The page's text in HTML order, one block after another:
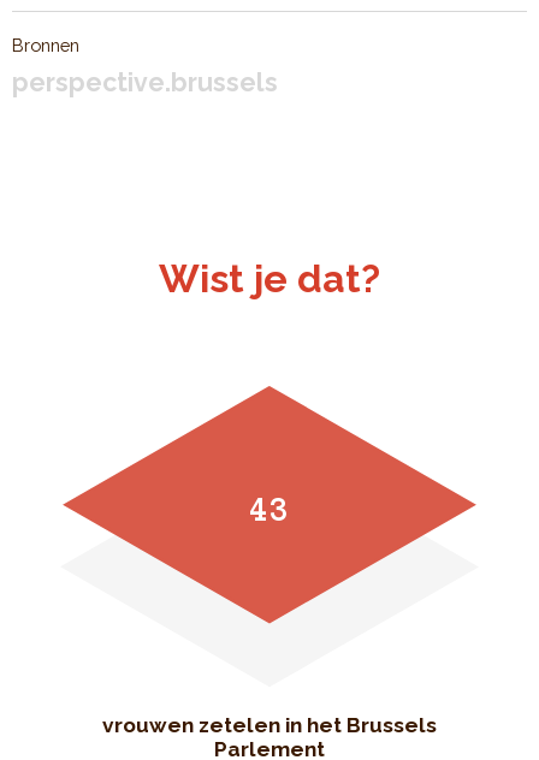
Bronnen
perspective.brussels
Wist je dat?
43
vrouwen zetelen in het Brussels
Parlement